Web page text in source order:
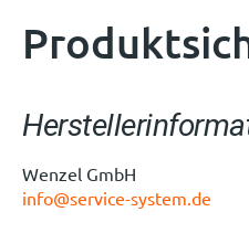
Wenzel GmbH
info@service-system.de